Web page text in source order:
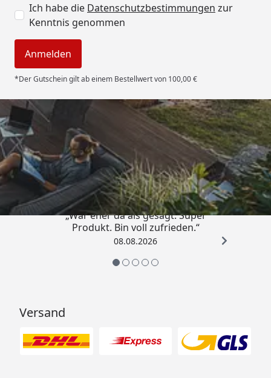
Ich habe die Datenschutzbestimmungen zur
Kenntnis genommen
Anmelden
*Der Gutschein gilt ab einem Bestellwert von 100,00 €
Trusted Shops
4,85/ 5
„War eher da als gesagt. Super
Produkt. Bin voll zufrieden.“
08.08.2026
Versand